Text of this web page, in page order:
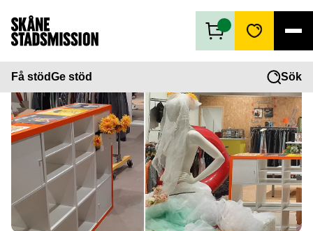
Få stödGe stöd Sök
Få stöd
Ge stöd
Vad vi gör
Second hand
Om oss